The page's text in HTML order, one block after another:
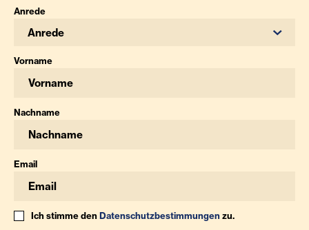
Anrede
Anrede
Vorname
Nachname
Email
Ich stimme denDatenschutzbestimmungenzu.